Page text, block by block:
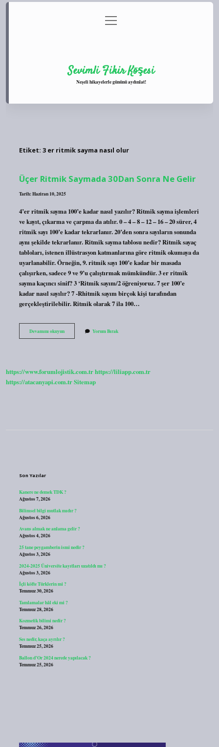
Gizlilik Politikası
menüyü
aç
Sevimli Fikir Köşesi
Neşeli hikayelerle gününü aydınlat!
Etiket: 3 er ritmik sayma nasıl olur
Üçer Ritmik Saymada 30Dan Sonra Ne Gelir
Tarih: Haziran 10, 2025
4’er ritmik sayma 100’e kadar nasıl yazılır? Ritmik sayma işlemleri
ve kayıt, çıkarma ve çarpma da atılır. 0 – 4 – 8 – 12 – 16 – 20 sürer, 4
ritmik sayı 100’e kadar tekrarlanır. 20’den sonra sayıların sonunda
aynı şekilde tekrarlanır. Ritmik sayma tablosu nedir? Ritmik sayaç
tabloları, istenen illüstrasyon katmanlarına göre ritmik okumaya da
uyarlanabilir. Örneğin, 9. ritmik sayı 100’e kadar bir masada
çalışırken, sadece 9 ve 9’u çalıştırmak mümkündür. 3 er ritmik
sayma kaçıncı sinif? 3 ‘Ritmik sayım/2 öğreniyoruz. 7 şer 100’e
kadar nasıl sayılır? 7 -Rhitmik sayım birçok kişi tarafından
gerçekleştirilebilir. Ritmik olarak 7 ila 100…
Devamını okuyunÜçer
Ritmik
Gelir
Yorum Bırak
https://www.forumlojistik.com.trhttps://liliapp.com.tr
https://atacanyapi.com.trSitemap
Son Yazılar
Kanere ne demek TDK ?
Ağustos 7, 2026
Bilimsel bilgi mutlak mıdır ?
Ağustos 6, 2026
Avans almak ne anlama gelir ?
Ağustos 4, 2026
25 tane peygamberin ismi nedir ?
Ağustos 3, 2026
2024-2025 Üniversite kayıtları uzatıldı mı ?
Ağustos 3, 2026
İçli köfte Türklerin mi ?
Temmuz 30, 2026
Tamlamalar hâl eki mi ?
Temmuz 28, 2026
Kozmetik bilimi nedir ?
Temmuz 26, 2026
Ses nedir, kaça ayrılır ?
Temmuz 25, 2026
Ballon d’Or 2024 nerede yapılacak ?
Temmuz 25, 2026